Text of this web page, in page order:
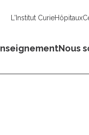
L'Institut CurieHôpitaux
Nous